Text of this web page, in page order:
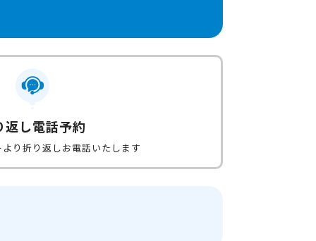
返し電話予約
り折り返しお電話いたします